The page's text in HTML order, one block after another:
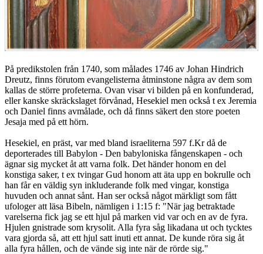
På predikstolen från 1740, som målades 1746 av Johan Hindrich
Dreutz, finns förutom evangelisterna åtminstone några av dem som
kallas de större profeterna. Ovan visar vi bilden på en konfunderad,
eller kanske skräckslaget förvånad, Hesekiel men också t ex Jeremia
och Daniel finns avmålade, och då finns säkert den store poeten
Jesaja med på ett hörn.
Hesekiel, en präst, var med bland israeliterna 597 f.Kr då de
deporterades till Babylon - Den babyloniska fångenskapen - och
ägnar sig mycket åt att varna folk. Det händer honom en del
konstiga saker, t ex tvingar Gud honom att äta upp en bokrulle och
han får en väldig syn inkluderande folk med vingar, konstiga
huvuden och annat sånt. Han ser också något märkligt som fått
ufologer att läsa Bibeln, nämligen i 1:15 f: "När jag betraktade
varelserna fick jag se ett hjul på marken vid var och en av de fyra.
Hjulen gnistrade som krysolit. Alla fyra såg likadana ut och tycktes
vara gjorda så, att ett hjul satt inuti ett annat. De kunde röra sig åt
alla fyra hållen, och de vände sig inte när de rörde sig."